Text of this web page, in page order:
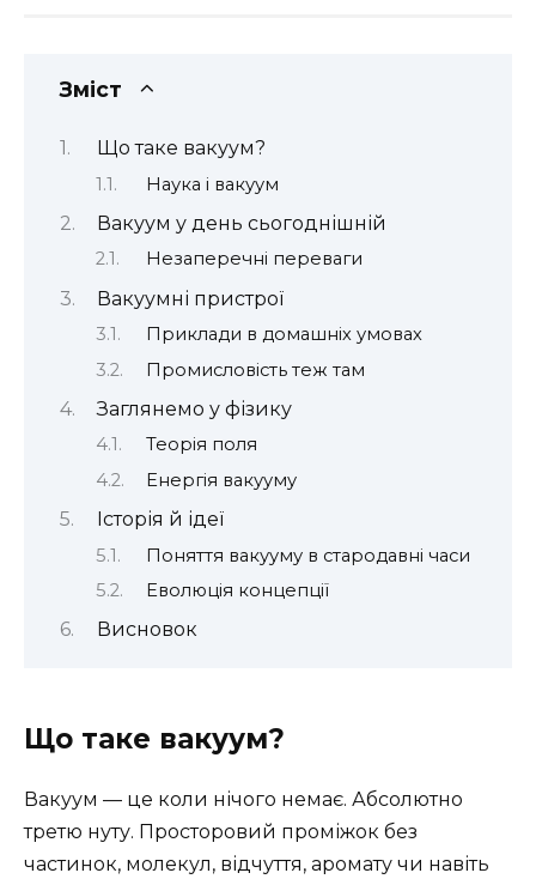
Зміст
Що таке вакуум?
Наука і вакуум
Вакуум у день сьогоднішній
Незаперечні переваги
Вакуумні пристрої
Приклади в домашніх умовах
Промисловість теж там
Заглянемо у фізику
Теорія поля
Енергія вакууму
Історія й ідеї
Поняття вакууму в стародавні часи
Еволюція концепції
Висновок
Що таке вакуум?
Вакуум — це коли нічого немає. Абсолютно
третю нуту. Просторовий проміжок без
частинок, молекул, відчуття, аромату чи навіть